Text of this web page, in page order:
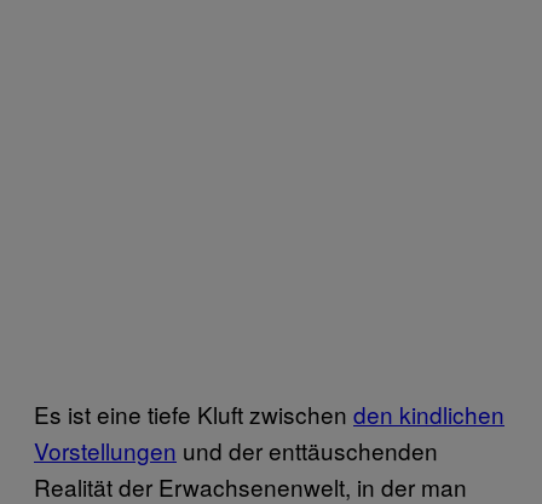
Es ist eine tiefe Kluft zwischen den kindlichen
Vorstellungen und der enttäuschenden
Realität der Erwachsenenwelt, in der man